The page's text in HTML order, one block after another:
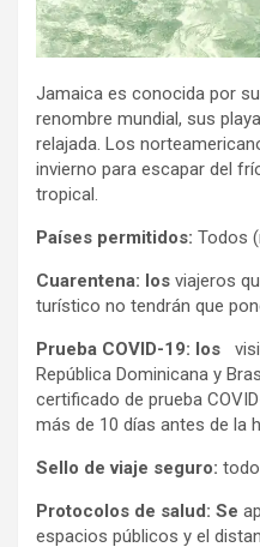
Jamaica es conocida por
renombre mundial, sus
relajada. Los
invierno para escapar del
tropical.
Países permitidos: Todos
Cuarentena: los viajeros
turístico no tendrán que
Prueba COVID-19: los
República Dominicana y
certificado de prueba
más de 10 días antes de la
Sello de viaje seguro:
Protocolos de salud: Se
espacios públicos y el